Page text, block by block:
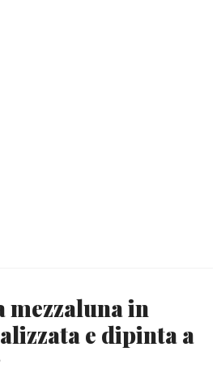
in
e dipinta a